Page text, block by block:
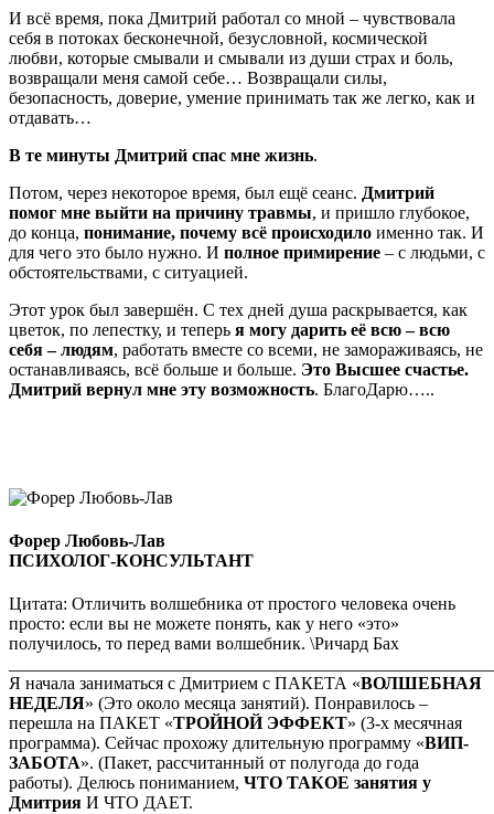
И всё время, пока Дмитрий работал со мной – чувствовала
себя в потоках бесконечной, безусловной, космической
любви, которые смывали и смывали из души страх и боль,
возвращали меня самой себе… Возвращали силы,
безопасность, доверие, умение принимать так же легко, как и
отдавать…
В те минуты Дмитрий спас мне жизнь.
Потом, через некоторое время, был ещё сеанс. Дмитрий
помог мне выйти на причину травмы, и пришло глубокое,
до конца, понимание, почему всё происходило именно так. И
для чего это было нужно. И полное примирение – с людьми, с
обстоятельствами, с ситуацией.
Этот урок был завершён. С тех дней душа раскрывается, как
цветок, по лепестку, и теперь я могу дарить её всю – всю
себя – людям, работать вместе со всеми, не замораживаясь, не
останавливаясь, всё больше и больше. Это Высшее счастье.
Дмитрий вернул мне эту возможность. БлагоДарю…..
Форер Любовь-Лав
ПСИХОЛОГ-КОНСУЛЬТАНТ
Цитата: Отличить волшебника от простого человека очень
просто: если вы не можете понять, как у него «это»
получилось, то перед вами волшебник. \Ричард Бах
Я начала заниматься с Дмитрием с ПАКЕТА «ВОЛШЕБНАЯ
НЕДЕЛЯ» (Это около месяца занятий). Понравилось –
перешла на ПАКЕТ «ТРОЙНОЙ ЭФФЕКТ» (3-х месячная
программа). Сейчас прохожу длительную программу «ВИП-
ЗАБОТА». (Пакет, рассчитанный от полугода до года
работы). Делюсь пониманием, ЧТО ТАКОЕ занятия у
Дмитрия И ЧТО ДАЕТ.